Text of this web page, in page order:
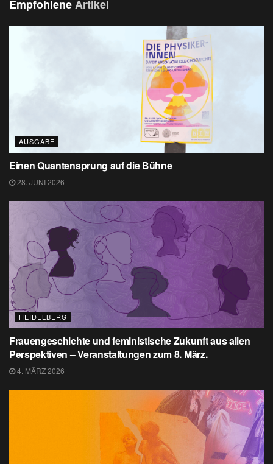
EmpfohleneArtikel
AUSGABE
Einen Quantensprung auf die Bühne
28. JUNI 2026
HEIDELBERG
Frauengeschichte und feministische Zukunft aus allen
Perspektiven – Veranstaltungen zum 8. März.
4. MÄRZ 2026